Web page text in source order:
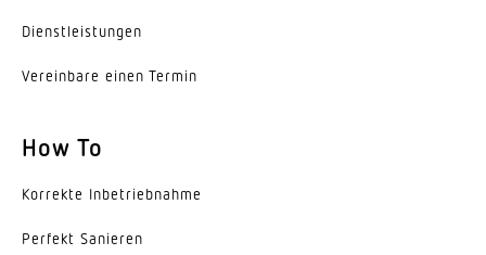
Ja
Direkt-/Indirektanteile separat regelbar
Farbtemperatur
4000 K
Farbabweichung LED
Dienst­leis­tungen
Vereinbare einen Termin
How To
Korrekte Inbe­trieb­nahme
Perfekt Sanieren